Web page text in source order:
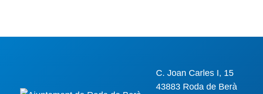
C. Joan Carles I, 15
43883 Roda de Berà